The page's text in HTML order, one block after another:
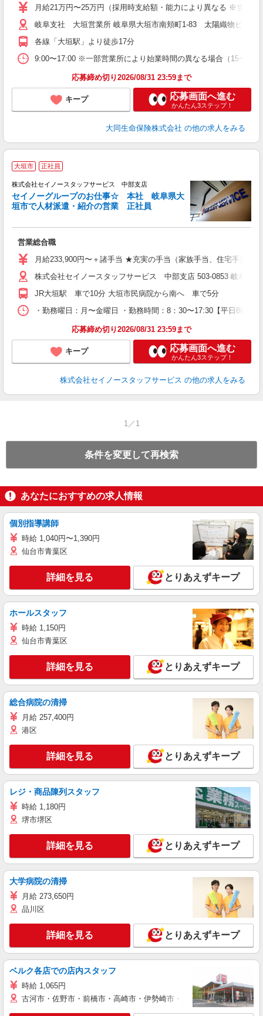
月給21万円〜25万円（採用時支給額・能力により異なる ※当社
岐阜支社 大垣営業所 岐阜県大垣市南頬町1-83 太陽織物ビル3F
各線「大垣駅」より徒歩17分
9:00〜17:00 ※一部営業所により始業時間の異なる場合（15〜20
応募締め切り2026/08/31 23:59まで
キープ 応募画面へ進む
かんたん3ステップ！
大同生命保険株式会社 の他の求人をみる
大垣市 正社員
株式会社セイノースタッフサービス 中部支店
セイノーグループのお仕事☆ 本社 岐阜県大
垣市で人材派遣・紹介の営業 正社員
営業総合職
月給233,900円〜＋諸手当 ★充実の手当（家族手当、住宅手当
株式会社セイノースタッフサービス 中部支店 503-0853 岐阜県
JR大垣駅 車で10分 大垣市民病院から南へ 車で5分
・勤務曜日：月〜金曜日 ・勤務時間：8：30〜17:30【平日8時
応募締め切り2026/08/31 23:59まで
キープ 応募画面へ進む
かんたん3ステップ！
株式会社セイノースタッフサービス の他の求人をみる
1／1
条件を変更して再検索
あなたにおすすめの求人情報
個別指導講師
時給 1,040円〜1,390円
仙台市青葉区
詳細を見る とりあえずキープ
ホールスタッフ
時給 1,150円
仙台市青葉区
詳細を見る とりあえずキープ
総合病院の清掃
月給 257,400円
港区
詳細を見る とりあえずキープ
レジ・商品陳列スタッフ
時給 1,180円
堺市堺区
詳細を見る とりあえずキープ
大学病院の清掃
月給 273,650円
品川区
詳細を見る とりあえずキープ
ベルク各店での店内スタッフ
時給 1,065円
古河市・佐野市・前橋市・高崎市・伊勢崎市・太田市・館林市・藤